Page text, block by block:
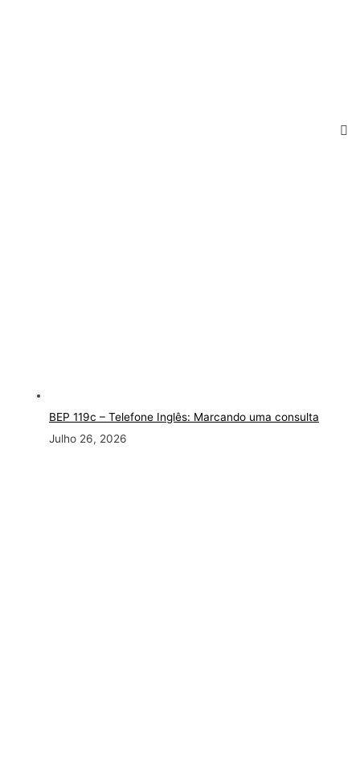
BEP 119c – Telefone Inglês: Marcando uma consulta
Julho 26, 2026